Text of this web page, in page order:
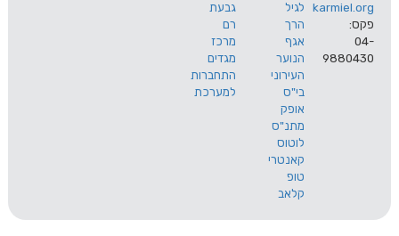
לגיל
הרך
אגף
הנוער
גבעת
רם
מרכז
מגדים
התחברות
למערכת